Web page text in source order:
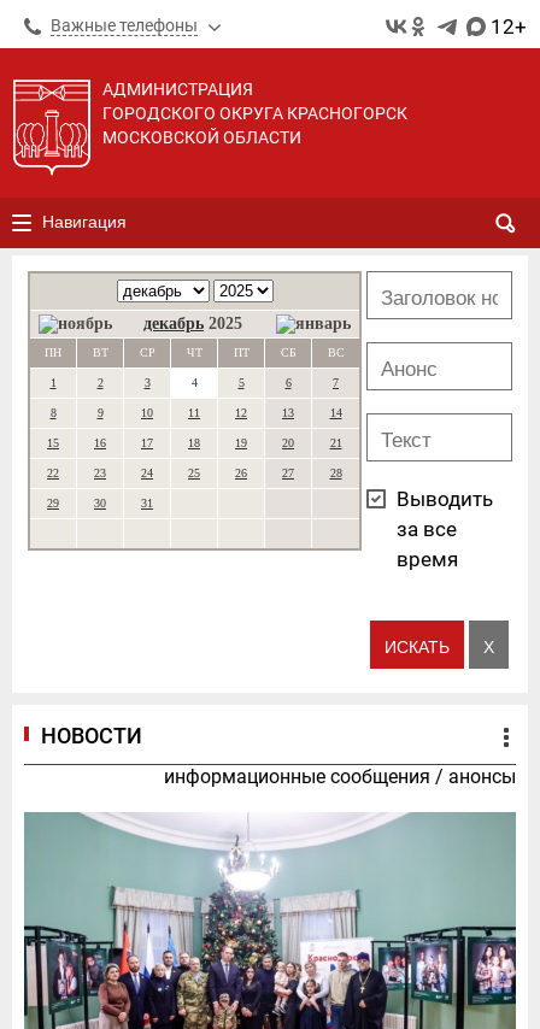
Важные телефоны 12+
АДМИНИСТРАЦИЯ
ГОРОДСКОГО ОКРУГА КРАСНОГОРСК
МОСКОВСКОЙ ОБЛАСТИ
Навигация
декабрь 2025
ПН ВТ СР ЧТ ПТ СБ ВС
1 2 3 4 5 6 7
8 9 10 11 12 13 14
15 16 17 18 19 20 21
22 23 24 25 26 27 28
29 30 31
Выводить
за все
время
НОВОСТИ
информационные сообщения / анонсы